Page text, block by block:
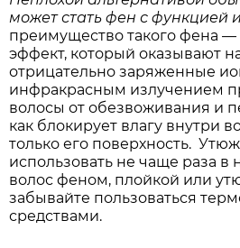
может стать фен с функцией
преимущество такого фена
эффект, который оказывают
отрицательно заряженные
инфракрасным излучением
волосы от обезвоживания и
как блокирует влагу внутри
только его поверхность.
использовать не чаще раза
волос феном, плойкой или
забывайте пользоваться
средствами.